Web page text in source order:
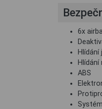
6x
Hlídání
ABS